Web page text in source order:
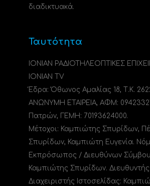
διαδικτυακά.
Ταυτότητα
ΙΟΝΙΑΝ ΡΑΔΙΟΤΗΛΕΟΠΤΙΚΕΣ
IONIAN TV
Έδρα: Όθωνος Αμαλίας 18, Τ.Κ.
ΑΝΩΝΥΜΗ ΕΤΑΙΡΕΙΑ, ΑΦΜ:
Πατρών, ΓΕΜΗ: 70193624000.
Μέτοχοι: Καμπιώτης Σπυρίδων,
Σπυρίδων, Καμπιώτη Ευγενία.
Εκπρόσωπος / Διευθύνων
Καμπιώτης Σπυρίδων.
Διαχειριστής Ιστοσελίδας: